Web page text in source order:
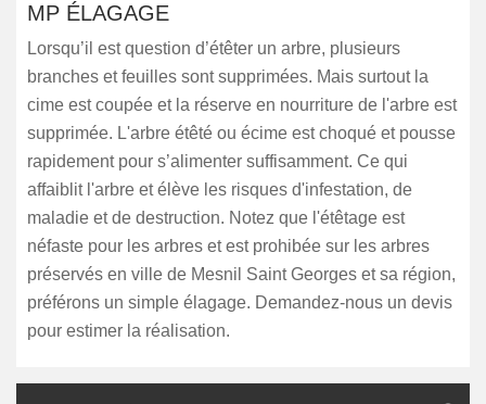
MP ÉLAGAGE
Lorsqu’il est question d’étêter un arbre, plusieurs
branches et feuilles sont supprimées. Mais surtout la
cime est coupée et la réserve en nourriture de l'arbre est
supprimée. L'arbre étêté ou écime est choqué et pousse
rapidement pour s’alimenter suffisamment. Ce qui
affaiblit l'arbre et élève les risques d'infestation, de
maladie et de destruction. Notez que l'étêtage est
néfaste pour les arbres et est prohibée sur les arbres
préservés en ville de Mesnil Saint Georges et sa région,
préférons un simple élagage. Demandez-nous un devis
pour estimer la réalisation.